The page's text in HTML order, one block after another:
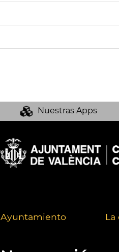
Nuestras Apps
Ayuntamiento